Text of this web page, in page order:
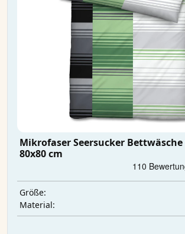
Mikrofaser Seersucker Bettwäsche
80x80 cm
Größe:
Material: